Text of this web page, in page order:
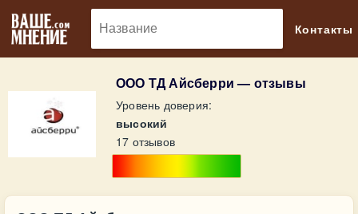
Контакты
ООО ТД Айсберри — отзывы
Уровень доверия:
высокий
17 отзывов